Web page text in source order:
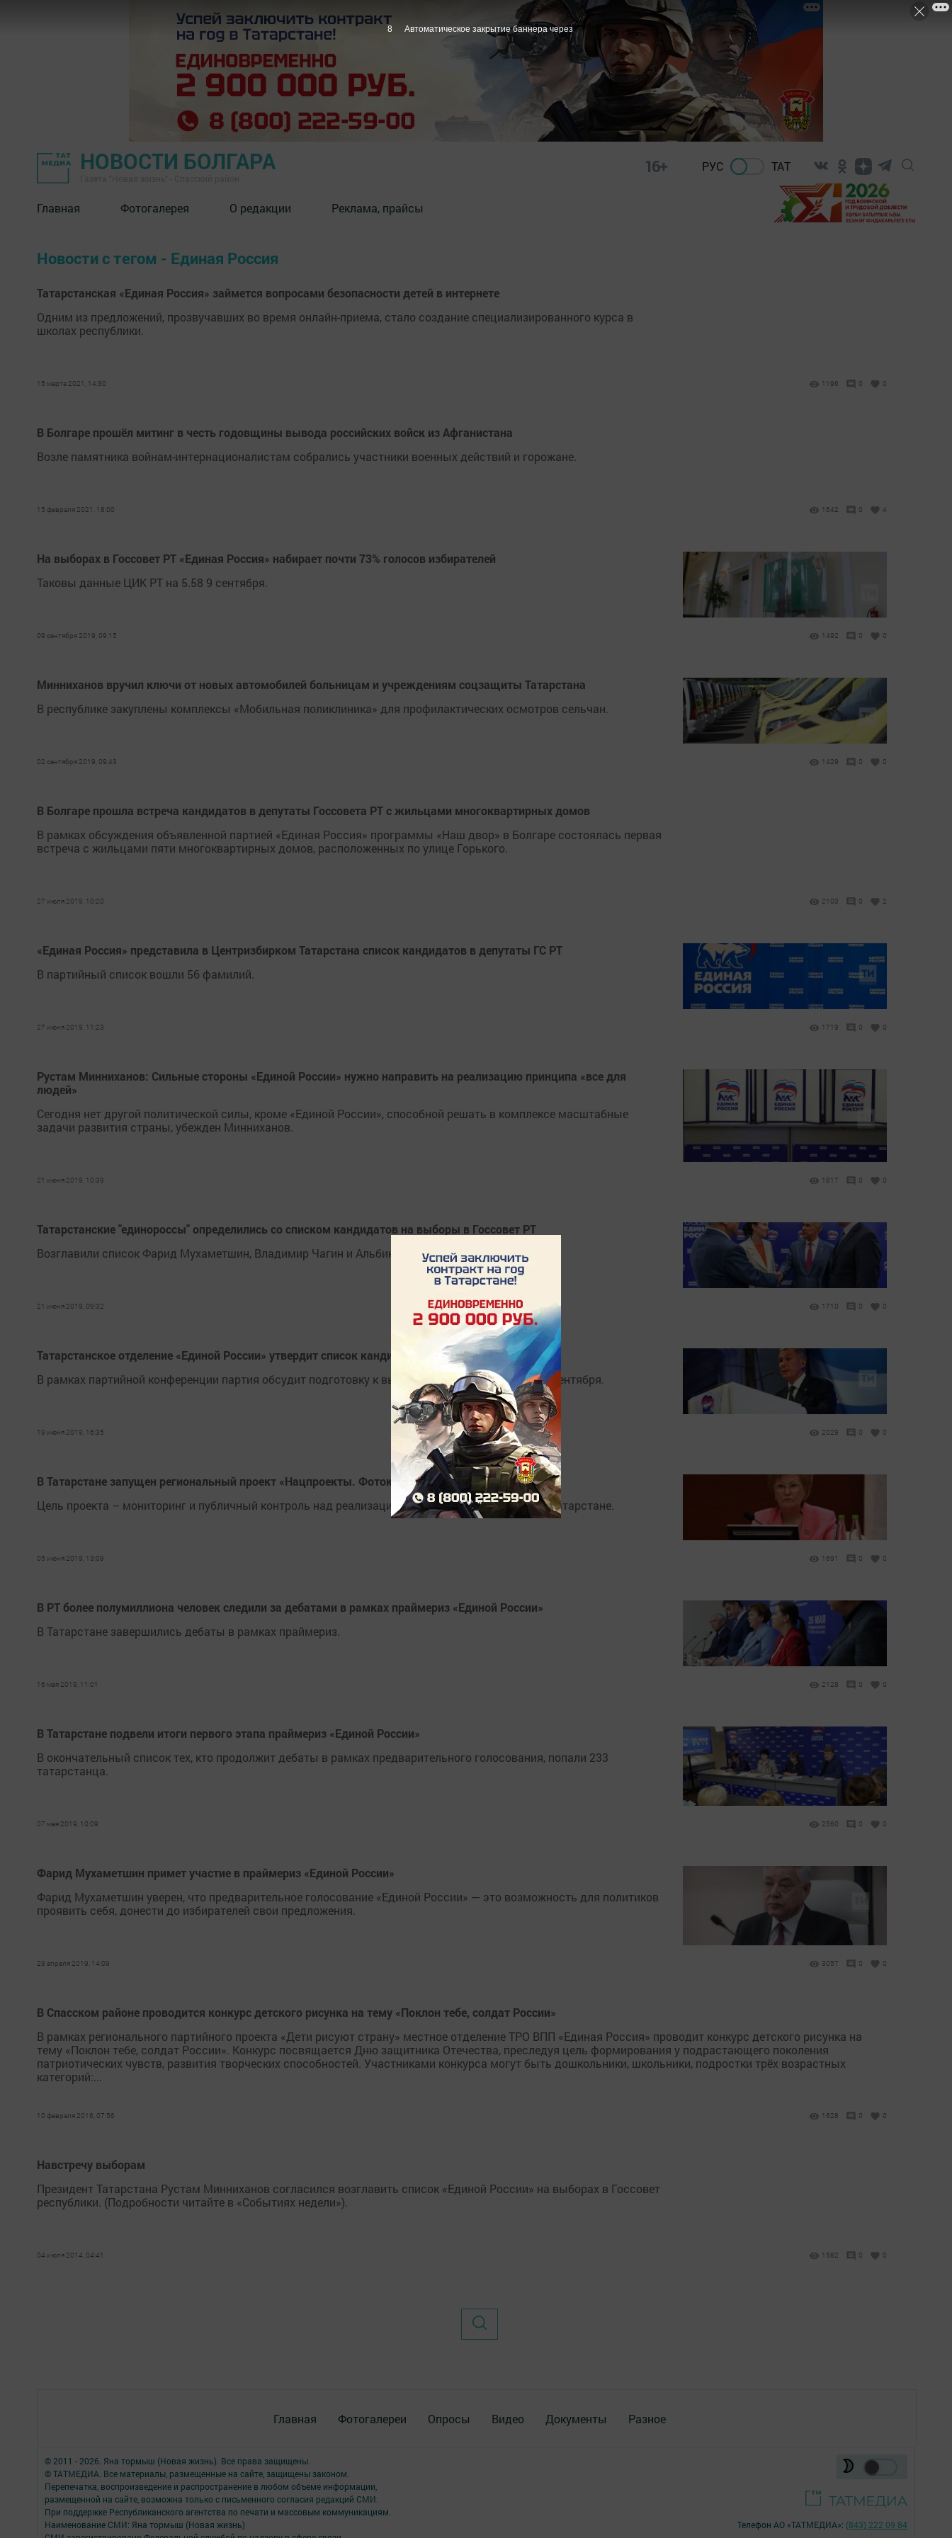
НОВОСТИ БОЛГАРА 16+ РУС ТАТ
Главная Фотогалерея О редакции Реклама, прайсы
Новости с тегом - Единая Россия
Татарстанская «Единая Россия» займется вопросами безопасности детей в интернете
Одним из предложений, прозвучавших во время онлайн-приема, стало создание специализированного курса в
школах республики.
15 марта 2021, 14:30 1196 0 0
В Болгаре прошёл митинг в честь годовщины вывода российских войск из Афганистана
Возле памятника войнам-интернационалистам собрались участники военных действий и горожане.
15 февраля 2021, 18:00 1642 0 4
На выборах в Госсовет РТ «Единая Россия» набирает почти 73% голосов избирателей
Таковы данные ЦИК РТ на 5.58 9 сентября.
09 сентября 2019, 09:15 1492 0 0
Минниханов вручил ключи от новых автомобилей больницам и учреждениям соцзащиты Татарстана
В республике закуплены комплексы «Мобильная поликлиника» для профилактических осмотров сельчан.
02 сентября 2019, 09:43 1429 0 0
В Болгаре прошла встреча кандидатов в депутаты Госсовета РТ с жильцами многоквартирных домов
В рамках обсуждения объявленной партией «Единая Россия» программы «Наш двор» в Болгаре состоялась первая
встреча с жильцами пяти многоквартирных домов, расположенных по улице Горького.
27 июля 2019, 10:20 2103 0 2
«Единая Россия» представила в Центризбирком Татарстана список кандидатов в депутаты ГС РТ
В партийный список вошли 56 фамилий.
27 июня 2019, 11:23 1719 0 0
Рустам Минниханов: Сильные стороны «Единой России» нужно направить на реализацию принципа «все для
людей»
Сегодня нет другой политической силы, кроме «Единой России», способной решать в комплексе масштабные
задачи развития страны, убежден Минниханов.
21 июня 2019, 10:39 1817 0 0
Татарстанские "единороссы" определились со списком кандидатов на выборы в Госсовет РТ
Возглавили список Фарид Мухаметшин, Владимир Чагин и Альбина Насырова.
21 июня 2019, 09:32 1710 0 0
Татарстанское отделение «Единой России» утвердит список кандидатов в Госсовет РТ
В рамках партийной конференции партия обсудит подготовку к выборам, которые состоятся 8 сентября.
19 июня 2019, 16:35 2029 0 0
В Татарстане запущен региональный проект «Нацпроекты. Фотоконтроль 2019»
Цель проекта – мониторинг и публичный контроль над реализацией национальных проектов в Татарстане.
05 июня 2019, 13:09 1691 0 0
В РТ более полумиллиона человек следили за дебатами в рамках праймериз «Единой России»
В Татарстане завершились дебаты в рамках праймериз.
16 мая 2019, 11:01 2128 0 0
В Татарстане подвели итоги первого этапа праймериз «Единой России»
В окончательный список тех, кто продолжит дебаты в рамках предварительного голосования, попали 233
татарстанца.
07 мая 2019, 10:09 2560 0 0
Фарид Мухаметшин примет участие в праймериз «Единой России»
Фарид Мухаметшин уверен, что предварительное голосование «Единой России» — это возможность для политиков
проявить себя, донести до избирателей свои предложения.
29 апреля 2019, 14:09 3057 0 0
В Спасском районе проводится конкурс детского рисунка на тему «Поклон тебе, солдат России»
В рамках регионального партийного проекта «Дети рисуют страну» местное отделение ТРО ВПП «Единая Россия» проводит конкурс детского рисунка на
тему «Поклон тебе, солдат России». Конкурс посвящается Дню защитника Отечества, преследуя цель формирования у подрастающего поколения
патриотических чувств, развития творческих способностей. Участниками конкурса могут быть дошкольники, школьники, подростки трёх возрастных
категорий:...
10 февраля 2016, 07:56 1628 0 0
Навстречу выборам
Президент Татарстана Рустам Минниханов согласился возглавить список «Единой России» на выборах в Госсовет
республики. (Подробности читайте в «Событиях недели»).
04 июля 2014, 04:41 1582 0 0
Главная Фотогалереи Опросы Видео Документы Разное
© 2011 - 2026. Яна тормыш (Новая жизнь). Все права защищены.
© ТАТМЕДИА. Все материалы, размещенные на сайте, защищены законом.
Перепечатка, воспроизведение и распространение в любом объеме информации,
размещенной на сайте, возможна только с письменного согласия редакций СМИ.
При поддержке Республиканского агентства по печати и массовым коммуникациям.
Наименование СМИ: Яна тормыш (Новая жизнь)
Телефон АО «ТАТМЕДИА»: (843) 222 09 84
7 Автоматическое закрытие баннера через